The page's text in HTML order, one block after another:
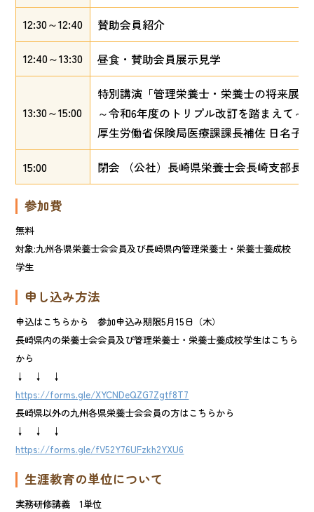
12:30～12:40
賛助会員紹介
12:40～13:30
昼食・賛助会員展示見学
13:30～15:00
特別講演「管理栄養士・栄養士の将来展望
～令和6年度のトリプル改訂を踏まえて～
厚生労働省保険局医療課課長補佐 日名子
15:00 閉会 （公社）長崎県栄養士会長崎支部長
参加費
無料
対象:九州各県栄養士会会員及び長崎県内管理栄養士・栄養士養成校
学生
申し込み方法
申込はこちらから 参加申込み期限5月15日（木）
長崎県内の栄養士会会員及び管理栄養士・栄養士養成校学生はこちら
から
↓ ↓ ↓
https://forms.gle/XYCNDeQZG7Zgtf8T7
長崎県以外の九州各県栄養士会会員の方はこちらから
↓ ↓ ↓
https://forms.gle/fV52Y76UFzkh2YXU6
生涯教育の単位について
実務研修講義 1単位